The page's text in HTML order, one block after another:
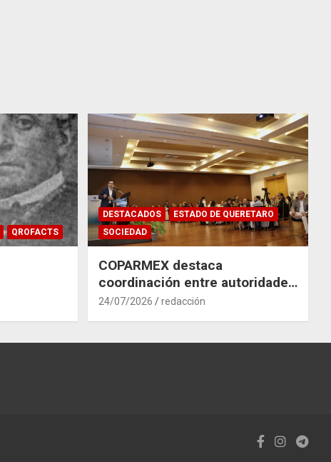
QROFACTS
DESTACADOS
ESTADO DE QUERETARO
SOCIEDAD
COPARMEX destaca
coordinación entre autoridades
y empresas para mitigar el
24/07/2026 redacción